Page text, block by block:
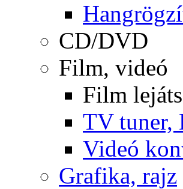
CD/DVD
Film, videó
Film
TV tuner,
Videó
Grafika, rajz